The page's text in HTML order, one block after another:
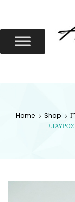
Home Shop